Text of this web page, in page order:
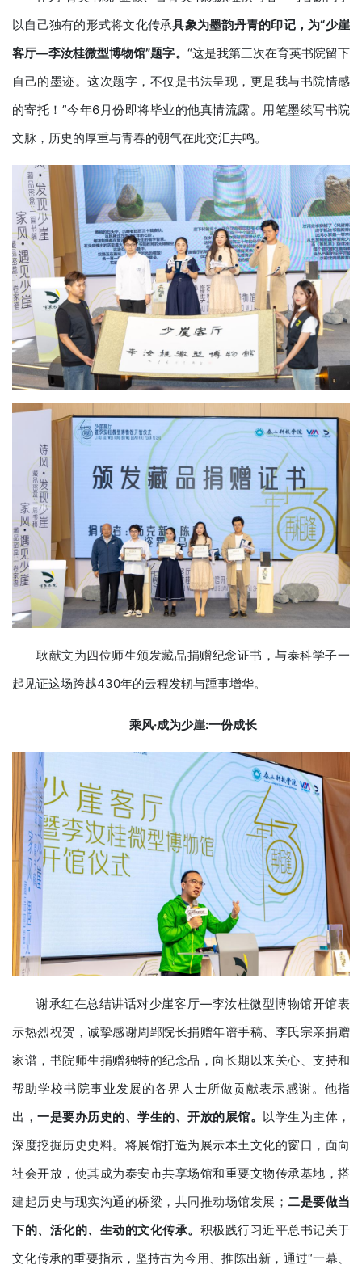
以自己独有的形式将文化传承具象为墨韵丹青的印记，为“少崖
客厅—李汝桂微型博物馆”题字。 “这是我第三次在育英书院留下
自己的墨迹。这次题字，不仅是书法呈现，更是我与书院情感
的寄托！”今年6月份即将毕业的他真情流露。用笔墨续写书院
文脉，历史的厚重与青春的朝气在此交汇共鸣。
耿献文为四位师生颁发藏品捐赠纪念证书，与泰科学子一
起见证这场跨越430年的云程发轫与踵事增华。
乘风·成为少崖:一份成长
谢承红在总结讲话对少崖客厅—李汝桂微型博物馆开馆表
示热烈祝贺，诚挚感谢周郢院长捐赠年谱手稿、李氏宗亲捐赠
家谱，书院师生捐赠独特的纪念品，向长期以来关心、支持和
帮助学校书院事业发展的各界人士所做贡献表示感谢。他指
出， 一是要办历史的、学生的、开放的展馆。 以学生为主体，
深度挖掘历史史料。将展馆打造为展示本土文化的窗口，面向
社会开放，使其成为泰安市共享场馆和重要文物传承基地，搭
建起历史与现实沟通的桥梁，共同推动场馆发展； 二是要做当
下的、活化的、生动的文化传承。 积极践行习近平总书记关于
文化传承的重要指示，坚持古为今用、推陈出新，通过“一幕、